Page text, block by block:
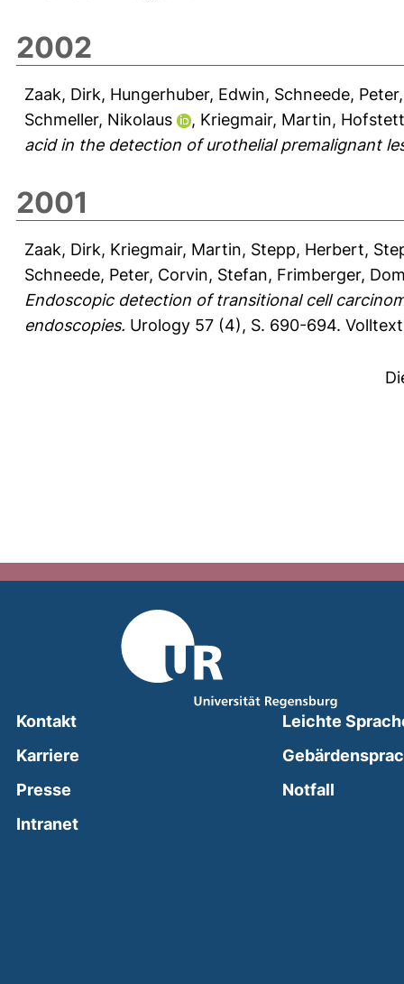
2002
Zaak, Dirk, Hungerhuber, Edwin, Schneede, Peter
Schmeller, Nikolaus
, Kriegmair, Martin,
acid in the detection of urothelial premalignant
2001
Zaak, Dirk, Kriegmair, Martin, Stepp, Herbert,
Schneede, Peter, Corvin, Stefan, Frimberger,
Endoscopic detection of transitional cell
endoscopies. Urology 57 (4), S. 690-694.
Kontakt
Karriere
Presse
Intranet(external link, opens in a new window)
Leichte
Notfall